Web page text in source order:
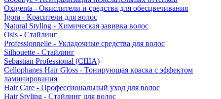
Oxigenta - Окислители и средства для обесцвечивания
Igora - Красители для волос
Natural Styling - Химическая завивка волос
Osis - Стайлинг
Professionnelle - Укладочные средства для волос
Silhouette - Стайлинг
Sebastian Professional (США)
Cellophanes Hair Gloss - Тонирующая краска с эффектом
ламинирования
Hair Care - Профессиональный уход для волос
Hair Styling - Стайлинг для волос